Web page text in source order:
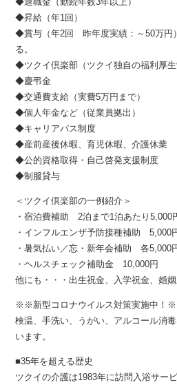
◆昇給（年1回）
◆賞与（年2回 昨年度実績：～50万円
る。
◆ツクイ倶楽部（ツクイ独自の福利厚生
◆慶弔金
◆交通費支給（実費5万円まで）
◆個人年金など（従業員拠出）
◆キャリアパス制度
◆産前産後休暇、育児休暇、介護休業
◆公的資格取得・自己啓発支援制度
◆制服貸与
＜ツクイ倶楽部の一例紹介＞
・宿泊費補助 2泊まで1泊あたり5,000
・インフルエンザ予防接種補助 5,000
・暑気払い／忘・新年会補助 各5,000
・ヘルスチェック補助金 10,000円
他にも・・・出生祝金、入学祝金、婚
※※新型コロナウイルス対策実施中！
検温、手洗い、うがい、アルコール消
います。
■35年を超える歴史
ツクイの介護は1983年に訪問入浴サー